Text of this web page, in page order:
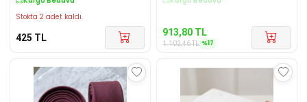
Stokta 2 adet kaldı.
425 TL 913,80 TL
1.102,46TL %17